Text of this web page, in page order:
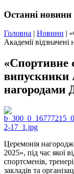
Останні новини
Головна | Новини |
Академії
«Спортивне
випускники
Церемонія
2025», під час якої
спортсменів,
закладів та